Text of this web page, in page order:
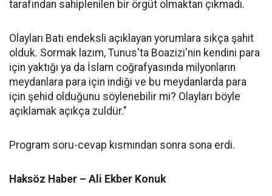
tarafından sahiplenilen bir örgüt olmaktan çıkmadı.
Olayları Batı endeksli açıklayan yorumlara sıkça şahit
olduk. Sormak lazım, Tunus'ta Boazizi'nin kendini para
için yaktığı ya da İslam coğrafyasında milyonların
meydanlara para için indiği ve bu meydanlarda para
için şehid olduğunu söylenebilir mi? Olayları böyle
açıklamak açıkça zuldür."
Program soru-cevap kısmından sonra sona erdi.
Haksöz Haber – Ali Ekber Konuk